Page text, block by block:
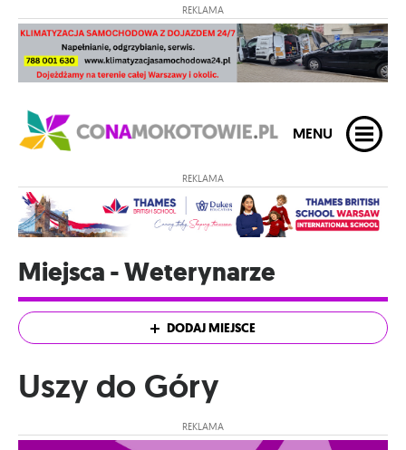
REKLAMA
MENU
REKLAMA
Miejsca - Weterynarze
DODAJ MIEJSCE
Uszy do Góry
REKLAMA